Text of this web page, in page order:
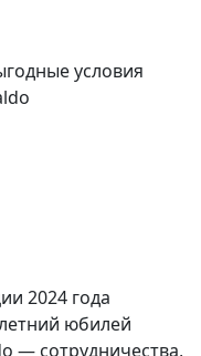
условия
2024 года
юбилей
— сотрудничества,